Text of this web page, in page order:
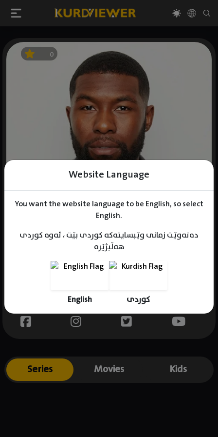
Website Language
You want the website language to be English, so select
English.
دەتەوێت زمانی وێبسایتەکە کوردی بێت ، ئەوە کوردی
هەڵبژێرە
English کوردی
0
Gender : male
Place of birth : USA
Series Movies Kids